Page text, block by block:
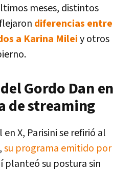
meses, distintos
diferencias entre
a Karina Mileiy otros
Gordo Dan en
de streaming
X, Parisini se refirió al
su programa emitido por
planteó su postura sin